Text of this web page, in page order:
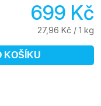
699 Kč
27,96 Kč / 1 kg
KOŠÍKU